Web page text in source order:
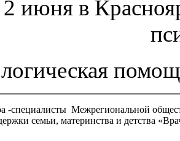
июня в
-специалисты Межрегиональной
семьи, материнства и детства